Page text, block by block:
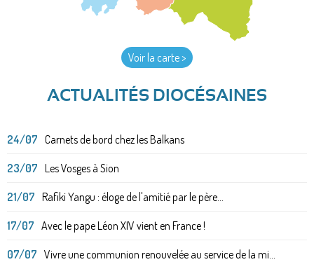
Voir la carte >
ACTUALITÉS DIOCÉSAINES
24/07 Carnets de bord chez les Balkans
23/07 Les Vosges à Sion
21/07 Rafiki Yangu : éloge de l'amitié par le père...
17/07 Avec le pape Léon XIV vient en France !
07/07 Vivre une communion renouvelée au service de la mi...